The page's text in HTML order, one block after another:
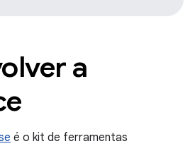
a
é o kit de ferramentas